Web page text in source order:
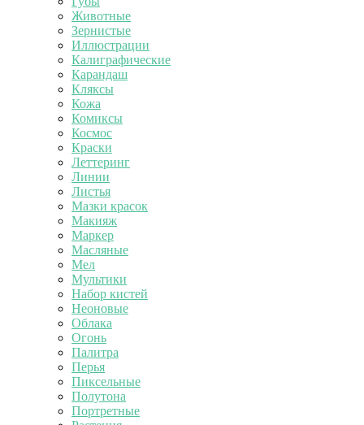
Животные
Зернистые
Иллюстрации
Калиграфические
Карандаш
Кляксы
Кожа
Комиксы
Космос
Краски
Леттеринг
Линии
Листья
Мазки красок
Макияж
Маркер
Масляные
Мел
Мультики
Набор кистей
Неоновые
Облака
Огонь
Палитра
Перья
Пиксельные
Полутона
Портретные